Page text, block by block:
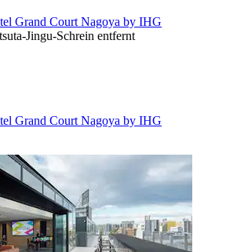
Grand Court Nagoya by IHG
Jingu-Schrein entfernt
Grand Court Nagoya by IHG